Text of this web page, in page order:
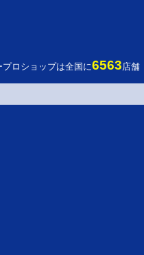
プロショップは全国に6563店舗